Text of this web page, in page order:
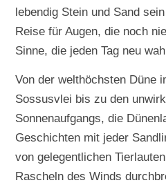
lebendig Stein und Sand
Reise für Augen, die noch
Sinne, die jeden Tag neu
Von der welthöchsten Düne
Sossusvlei bis zu den
Sonnenaufgangs, die
Geschichten mit jeder
von gelegentlichen
Rascheln des Winds